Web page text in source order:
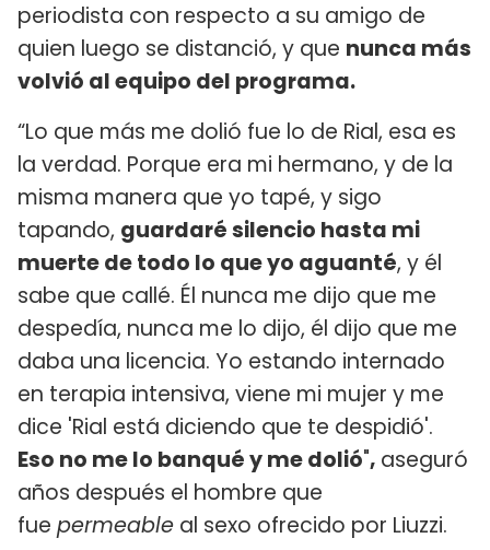
periodista con respecto a su amigo de
quien luego se distanció, y que nunca más
volvió al equipo del programa.
“Lo que más me dolió fue lo de Rial, esa es
la verdad. Porque era mi hermano, y de la
misma manera que yo tapé, y sigo
tapando, guardaré silencio hasta mi
muerte de todo lo que yo aguanté, y él
sabe que callé. Él nunca me dijo que me
despedía, nunca me lo dijo, él dijo que me
daba una licencia. Yo estando internado
en terapia intensiva, viene mi mujer y me
dice 'Rial está diciendo que te despidió'.
Eso no me lo banqué y me dolió", aseguró
años después el hombre que
fue permeable al sexo ofrecido por Liuzzi.